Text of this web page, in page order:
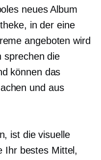
neues Album
in der eine
angeboten wird
sprechen die
können das
und aus
ist die visuelle
Ihr bestes Mittel,